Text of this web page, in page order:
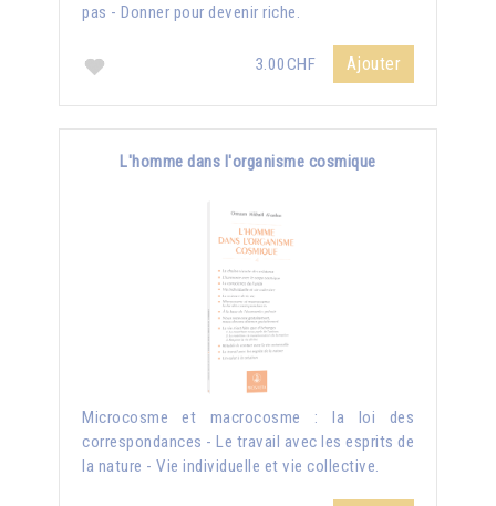
pas - Donner pour devenir riche.
3.00CHF Ajouter
L'homme dans l'organisme cosmique
Microcosme et macrocosme : la loi des
correspondances - Le travail avec les esprits de
la nature - Vie individuelle et vie collective.